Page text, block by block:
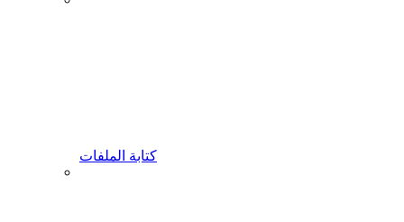
كتابة الملفات